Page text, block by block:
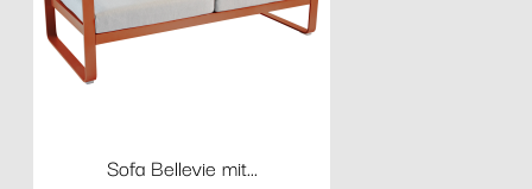
Sofa Bellevie mit...